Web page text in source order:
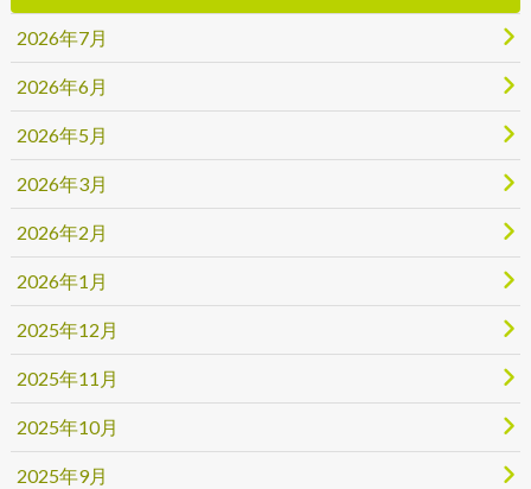
2026年7月
2026年6月
2026年5月
2026年3月
2026年2月
2026年1月
2025年12月
2025年11月
2025年10月
2025年9月